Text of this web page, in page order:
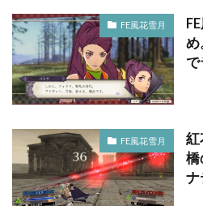
FE風花雪月
め
で
FE風花雪月
紅
橋
ナ